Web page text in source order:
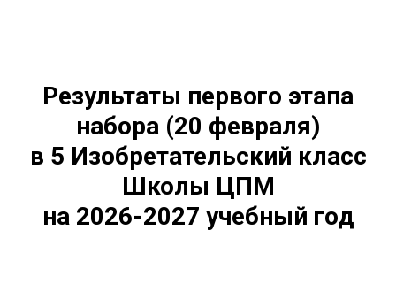
Результаты первого этапа
набора (20 февраля)
в 5 Изобретательский класс
Школы ЦПМ
на 2026-2027 учебный год